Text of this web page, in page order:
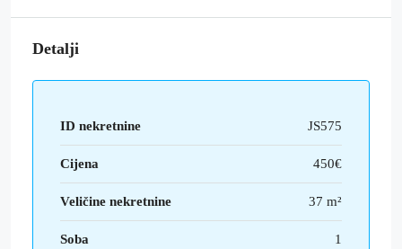
Detalji
ID nekretnine JS575
Cijena 450€
Veličine nekretnine 37 m²
Soba 1